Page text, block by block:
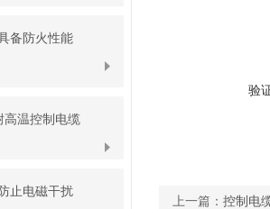
备防火性能
高温控制电缆
止电磁干扰
验
上一篇： 控制电